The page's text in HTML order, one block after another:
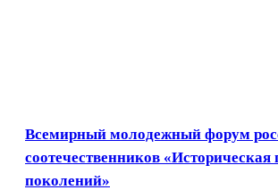
Всемирный молодежный форум
соотечественников «Историческая
поколений»